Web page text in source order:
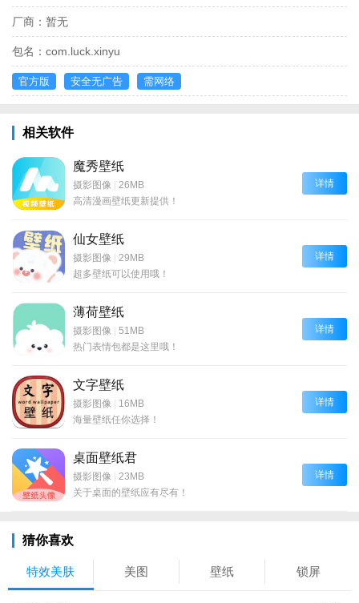
厂商： 暂无
包名： com.luck.xinyu
官方版 安全无广告 需网络
相关软件
魔秀壁纸
摄影图像 | 26MB
高清漫画壁纸更新提供！
详情
仙女壁纸
摄影图像 | 29MB
超多壁纸可以使用哦！
详情
薄荷壁纸
摄影图像 | 51MB
热门表情包都是这里哦！
详情
文字壁纸
摄影图像 | 16MB
海量壁纸任你选择！
详情
桌面壁纸君
摄影图像 | 23MB
关于桌面的壁纸应有尽有！
详情
猜你喜欢
特效美肤 美图 壁纸 锁屏